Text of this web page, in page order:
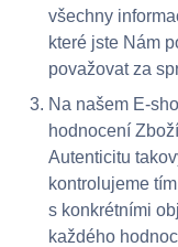
všechny
které jste Nám
považovat za
Na našem E-
hodnocení
Autenticitu
kontrolujeme
s konkrétními
každého